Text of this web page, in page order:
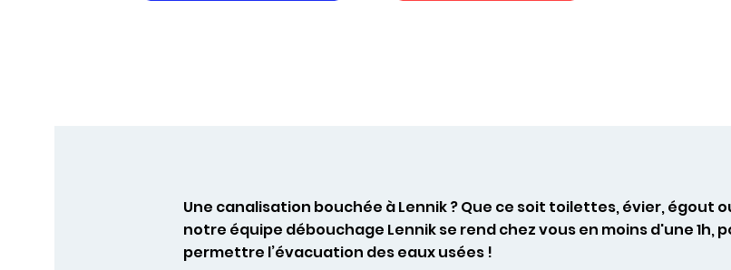
Une canalisation bouchée à Lennik ? Que ce soit toilettes, évier, égout
notre équipe débouchage Lennik se rend chez vous en moins d'une 1h,
permettre l’évacuation des eaux usées !